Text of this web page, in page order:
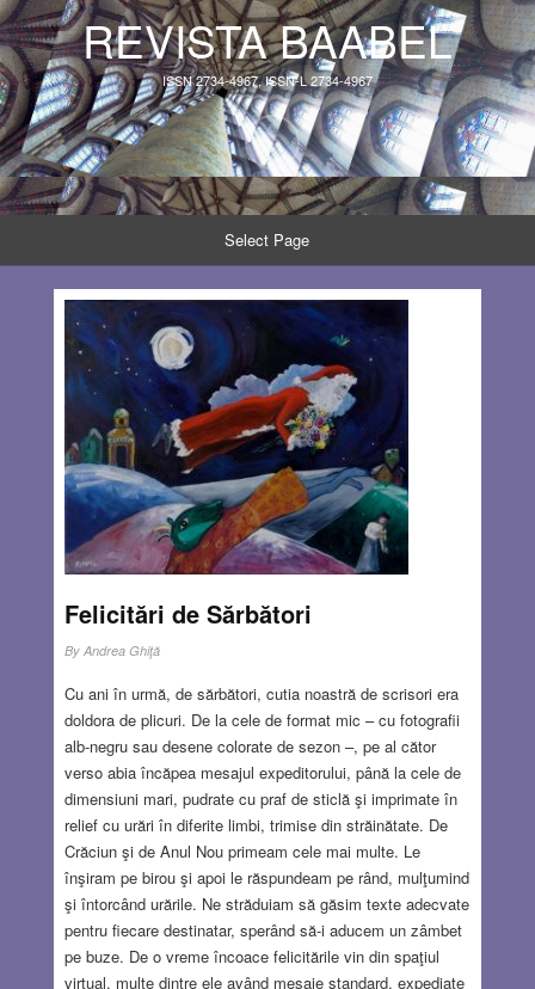
REVISTA BAABEL
ISSN 2734-4967, ISSN-L 2734-4967
Select Page
Felicitări de Sărbători
By Andrea Ghiţă
Cu ani în urmă, de sărbători, cutia noastră de scrisori era
doldora de plicuri. De la cele de format mic – cu fotografii
alb-negru sau desene colorate de sezon –, pe al cător
verso abia încăpea mesajul expeditorului, până la cele de
dimensiuni mari, pudrate cu praf de sticlă şi imprimate în
relief cu urări în diferite limbi, trimise din străinătate. De
Crăciun şi de Anul Nou primeam cele mai multe. Le
înşiram pe birou şi apoi le răspundeam pe rând, mulţumind
şi întorcând urările. Ne străduiam să găsim texte adecvate
pentru fiecare destinatar, sperând să-i aducem un zâmbet
pe buze. De o vreme încoace felicitările vin din spaţiul
virtual, multe dintre ele având mesaje standard, expediate